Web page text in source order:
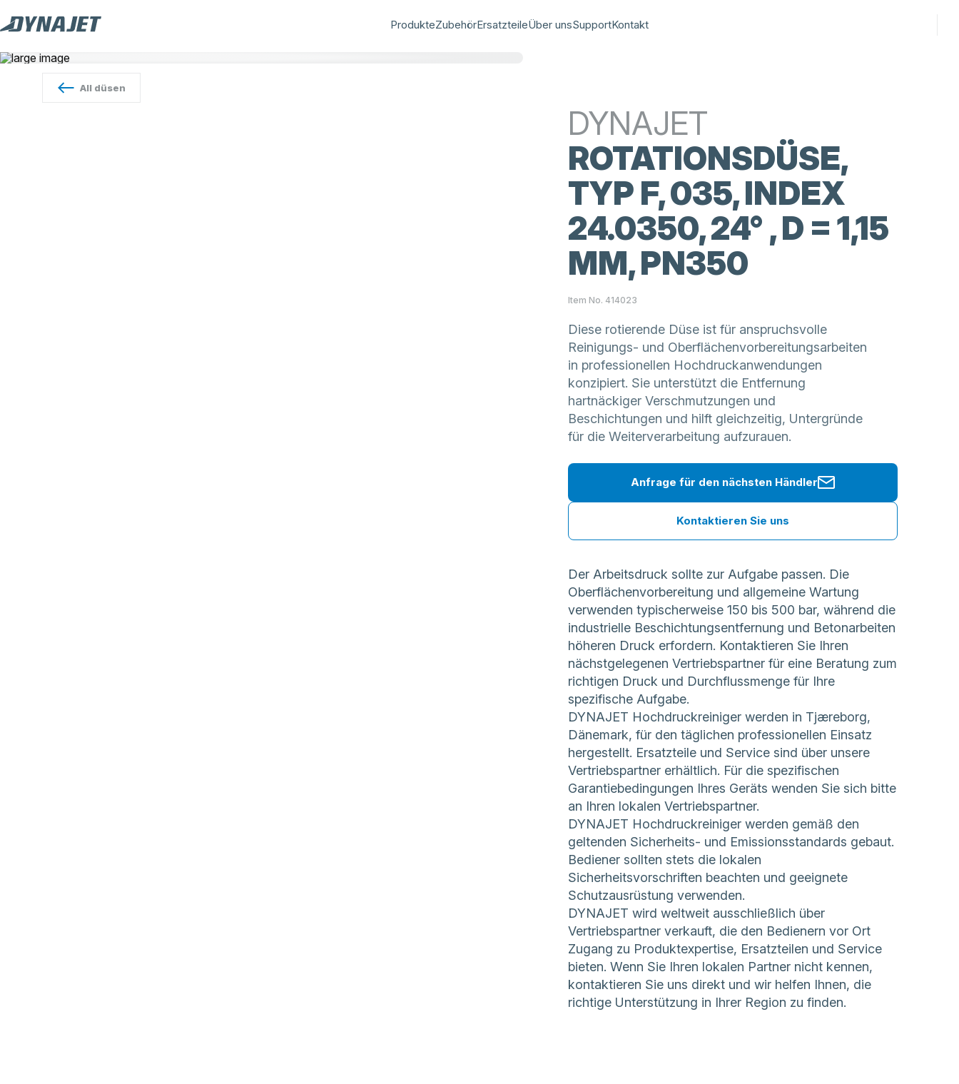
ProdukteZubehörErsatzteileÜber unsSupportKontakt
All düsen
DYNAJET
ROTATIONSDÜSE,
TYP F, 035, INDEX
24.0350, 24° , D = 1,15
MM, PN350
Item No. 414023
Diese rotierende Düse ist für anspruchsvolle
Reinigungs- und Oberflächenvorbereitungsarbeiten
in professionellen Hochdruckanwendungen
konzipiert. Sie unterstützt die Entfernung
hartnäckiger Verschmutzungen und
Beschichtungen und hilft gleichzeitig, Untergründe
für die Weiterverarbeitung aufzurauen.
Anfrage für den nächsten Händler
Kontaktieren Sie uns
Der Arbeitsdruck sollte zur Aufgabe passen. Die
Oberflächenvorbereitung und allgemeine Wartung
verwenden typischerweise 150 bis 500 bar, während die
industrielle Beschichtungsentfernung und Betonarbeiten
höheren Druck erfordern. Kontaktieren Sie Ihren
nächstgelegenen Vertriebspartner für eine Beratung zum
richtigen Druck und Durchflussmenge für Ihre
spezifische Aufgabe.
DYNAJET Hochdruckreiniger werden in Tjæreborg,
Dänemark, für den täglichen professionellen Einsatz
hergestellt. Ersatzteile und Service sind über unsere
Vertriebspartner erhältlich. Für die spezifischen
Garantiebedingungen Ihres Geräts wenden Sie sich bitte
an Ihren lokalen Vertriebspartner.
DYNAJET Hochdruckreiniger werden gemäß den
geltenden Sicherheits- und Emissionsstandards gebaut.
Bediener sollten stets die lokalen
Sicherheitsvorschriften beachten und geeignete
Schutzausrüstung verwenden.
DYNAJET wird weltweit ausschließlich über
Vertriebspartner verkauft, die den Bedienern vor Ort
Zugang zu Produktexpertise, Ersatzteilen und Service
bieten. Wenn Sie Ihren lokalen Partner nicht kennen,
kontaktieren Sie uns direkt und wir helfen Ihnen, die
richtige Unterstützung in Ihrer Region zu finden.